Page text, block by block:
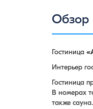
Обзор
Гостиница
Интерьер
Гостиница
В номерах
также сауна.